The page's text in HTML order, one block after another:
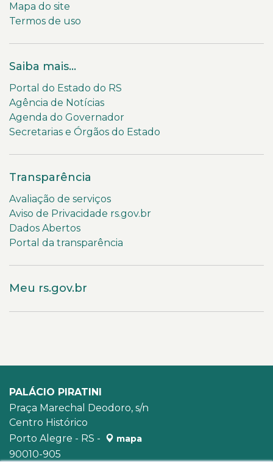
Mapa do site
Termos de uso
Saiba mais...
Portal do Estado do RS
Agência de Notícias
Agenda do Governador
Secretarias e Órgãos do Estado
Transparência
Avaliação de serviços
Aviso de Privacidade rs.gov.br
Dados Abertos
Portal da transparência
Meu rs.gov.br
PALÁCIO PIRATINI
Praça Marechal Deodoro, s/n
Centro Histórico
Porto Alegre - RS -
mapa
90010-905